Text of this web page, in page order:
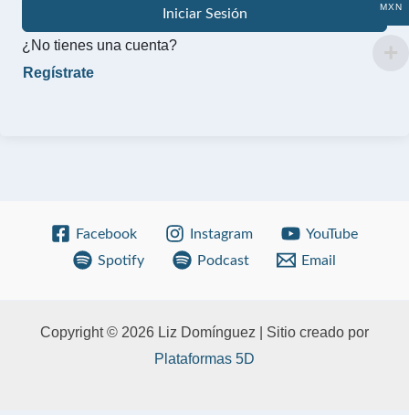
Iniciar Sesión
¿No tienes una cuenta?
Facebook Instagram
YouTube
Spotify
Podcast Email
Copyright © 2026 Liz Domínguez | Sitio creado por
Plataformas 5D
MXN